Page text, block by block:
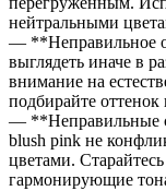
нейтральными
— **Неправильное
выглядеть иначе в
внимание на
подбирайте оттенок
— **Неправильные
blush pink не
цветами.
гармонирующие